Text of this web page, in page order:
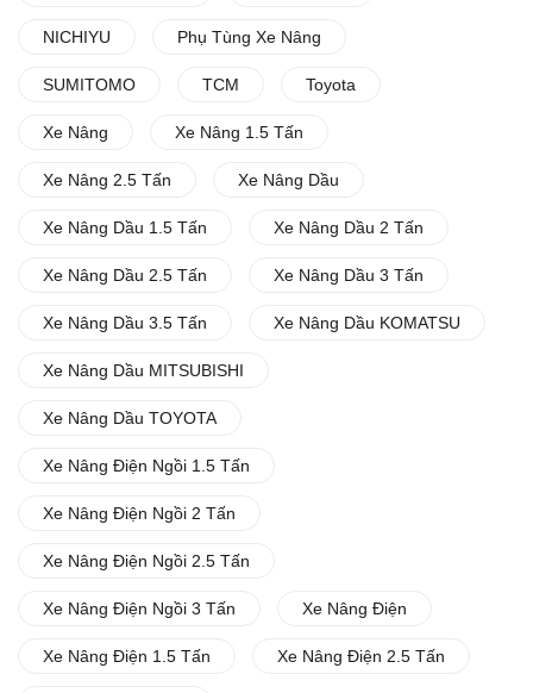
NICHIYU Phụ Tùng Xe Nâng
SUMITOMO TCM Toyota
Xe Nâng Xe Nâng 1.5 Tấn
Xe Nâng 2.5 Tấn Xe Nâng Dầu
Xe Nâng Dầu 1.5 Tấn Xe Nâng Dầu 2 Tấn
Xe Nâng Dầu 2.5 Tấn Xe Nâng Dầu 3 Tấn
Xe Nâng Dầu 3.5 Tấn Xe Nâng Dầu KOMATSU
Xe Nâng Dầu MITSUBISHI
Xe Nâng Dầu TOYOTA
Xe Nâng Điện Ngồi 1.5 Tấn
Xe Nâng Điện Ngồi 2 Tấn
Xe Nâng Điện Ngồi 2.5 Tấn
Xe Nâng Điện Ngồi 3 Tấn Xe Nâng Điện
Xe Nâng Điện 1.5 Tấn Xe Nâng Điện 2.5 Tấn